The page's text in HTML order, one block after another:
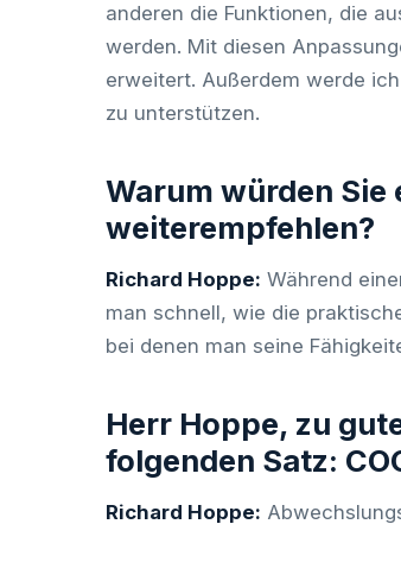
anderen die Funktionen, die
werden. Mit diesen
erweitert. Außerdem werde
zu unterstützen.
Warum würden Sie
weiterempfehlen?
Richard Hoppe: Während
man schnell, wie die
bei denen man seine
Herr Hoppe, zu
folgenden Satz:
Richard Hoppe: